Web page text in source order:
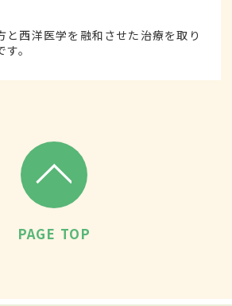
と西洋医学を融和させた治療を取り
。
PAGE TOP